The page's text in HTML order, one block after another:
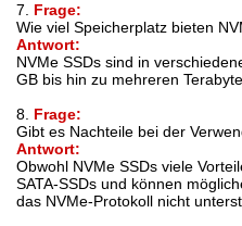
7. Frage:
Wie viel Speicherplatz bieten
Antwort:
NVMe SSDs sind in
GB bis hin zu mehreren
8. Frage:
Gibt es Nachteile bei der
Antwort:
Obwohl NVMe SSDs viele
SATA-SSDs und können
das NVMe-Protokoll nicht